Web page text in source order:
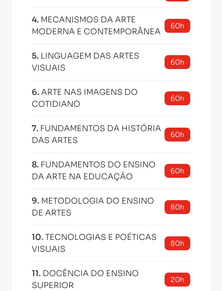
4. MECANISMOS DA ARTE
MODERNA E CONTEMPORÂNEA
60h
5. LINGUAGEM DAS ARTES
VISUAIS
60h
6.ARTE NAS IMAGENS DO
COTIDIANO
60h
7. FUNDAMENTOS DA HISTÓRIA
DAS ARTES
60h
8. FUNDAMENTOS DO ENSINO
DA ARTE NA EDUCAÇÃO
60h
9. METODOLOGIA DO ENSINO
DE ARTES
80h
10.TECNOLOGIAS E POÉTICAS
VISUAIS
80h
11. DOCÊNCIA DO ENSINO
SUPERIOR
20h